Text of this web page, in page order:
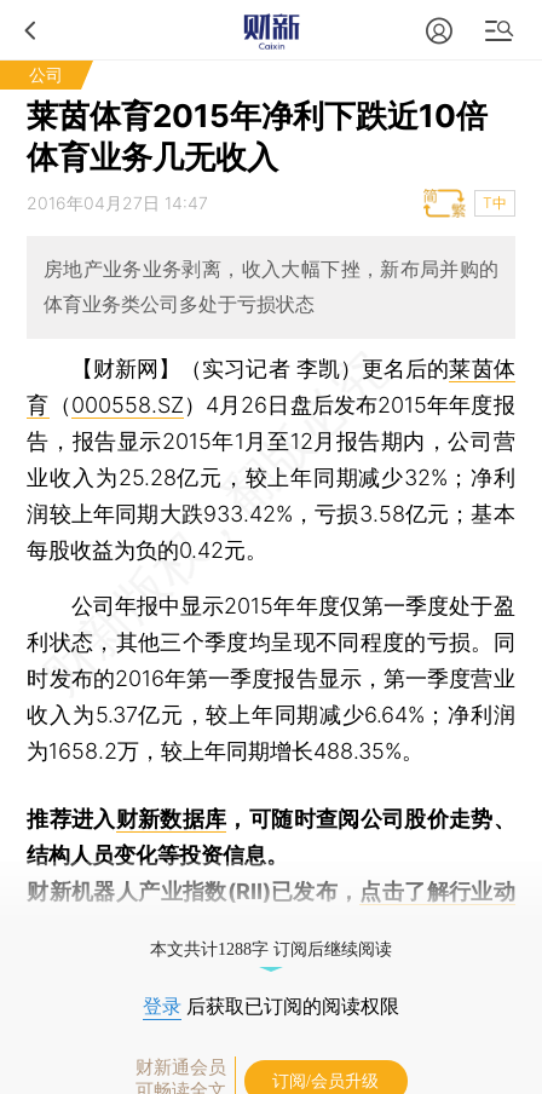
公司
莱茵体育2015年净利下跌近10倍
体育业务几无收入
2016年04月27日 14:47 T中
房地产业务业务剥离，收入大幅下挫，新布局并购的
体育业务类公司多处于亏损状态
【财新网】（实习记者 李凯）更名后的莱茵体
育 （000558.SZ）4月26日盘后发布2015年年度报
告，报告显示2015年1月至12月报告期内，公司营
业收入为25.28亿元，较上年同期减少32%；净利
润较上年同期大跌933.42%，亏损3.58亿元；基本
每股收益为负的0.42元。
公司年报中显示2015年年度仅第一季度处于盈
利状态，其他三个季度均呈现不同程度的亏损。同
时发布的2016年第一季度报告显示，第一季度营业
收入为5.37亿元，较上年同期减少6.64%；净利润
为1658.2万，较上年同期增长488.35%。
推荐进入财新数据库 ，可随时查阅公司股价走势、
结构人员变化等投资信息。
财新机器人产业指数(RII)已发布， 点击了解行业动
本文共计1288字 订阅后继续阅读
登录 后获取已订阅的阅读权限
财新通会员
订阅/会员升级